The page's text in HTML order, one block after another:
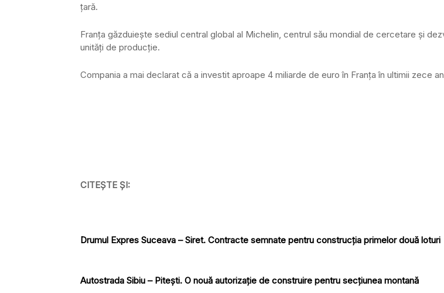
țară.
Franța găzduiește sediul central global al Michelin, centrul său mondial de cercetare și
unități de producție.
Compania a mai declarat că a investit aproape 4 miliarde de euro în Franța în ultimii zece
CITEȘTE ȘI:
Drumul Expres Suceava – Siret. Contracte semnate pentru construcția primelor două loturi
Autostrada Sibiu – Pitești. O nouă autorizație de construire pentru secțiunea montană